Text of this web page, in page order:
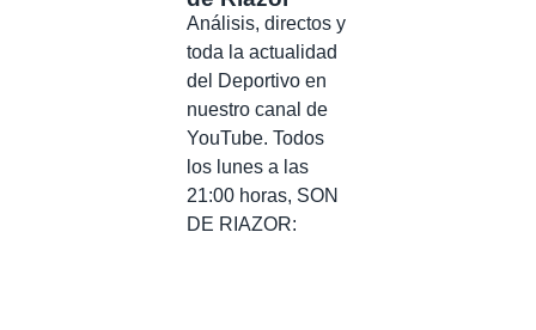
Análisis, directos y
toda la actualidad
del Deportivo en
nuestro canal de
YouTube. Todos
los lunes a las
21:00 horas, SON
DE RIAZOR: